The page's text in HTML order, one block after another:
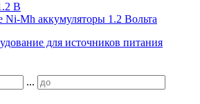
В
Ni-Mh аккумуляторы 1.2 Вольта
для источников питания
...